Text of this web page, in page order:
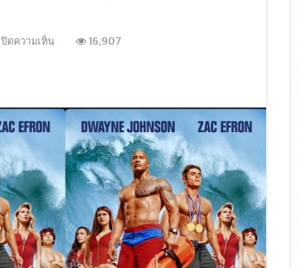
ปิดความเห็นบน
(2017)
ไลฟ์
ฮอต
พิทักษ์
หาด
[พากย์
ไทย
5.1
+
อังกฤษ
16,907